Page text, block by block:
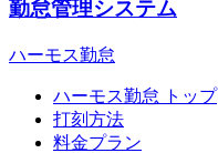
勤怠管理システム
ハーモス勤怠
ハーモス勤怠 トップ
打刻方法
料金プラン